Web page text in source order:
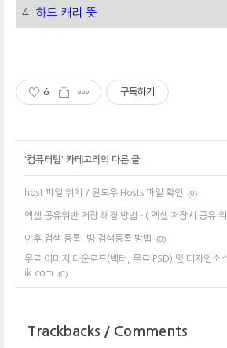
4. 하드 캐리 뜻
6 구독하기
'컴퓨터팁' 카테고리의 다른 글
host 파일 위치 / 윈도우 Hosts 파일 확인 (0)
엑셀 공유위반 저장 해결 방법 - ( 엑셀 저장시 공유
야후 검색 등록, 빙 검색등록 방법 (0)
무료 이미지 다운로드(벡터, 무료 PSD) 및 디자인
ik.com
(0)
Trackbacks / Comments